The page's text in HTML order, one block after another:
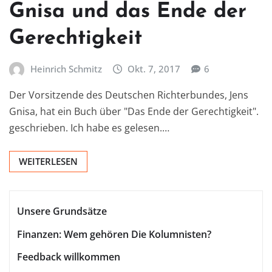
Gnisa und das Ende der
Gerechtigkeit
Heinrich Schmitz Okt. 7, 2017 6
Der Vorsitzende des Deutschen Richterbundes, Jens
Gnisa, hat ein Buch über "Das Ende der Gerechtigkeit".
geschrieben. Ich habe es gelesen.…
WEITERLESEN
Unsere Grundsätze
Finanzen: Wem gehören Die Kolumnisten?
Feedback willkommen